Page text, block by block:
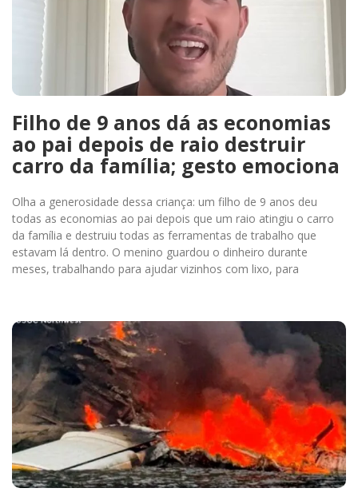
Filho de 9 anos dá as economias
ao pai depois de raio destruir
carro da família; gesto emociona
Olha a generosidade dessa criança: um filho de 9 anos deu
todas as economias ao pai depois que um raio atingiu o carro
da família e destruiu todas as ferramentas de trabalho que
estavam lá dentro. O menino guardou o dinheiro durante
meses, trabalhando para ajudar vizinhos com lixo, para